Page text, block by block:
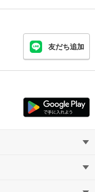
友だち追加